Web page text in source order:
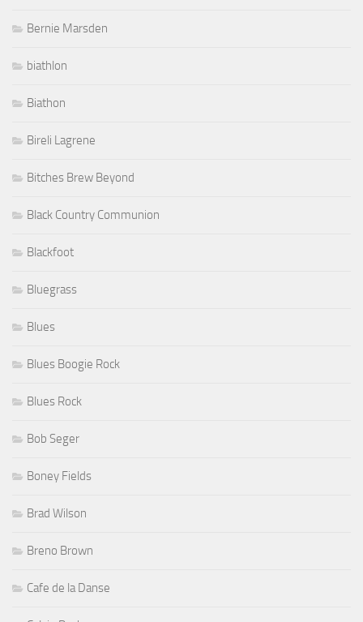
Bernie Marsden
biathlon
Biathon
Bireli Lagrene
Bitches Brew Beyond
Black Country Communion
Blackfoot
Bluegrass
Blues
Blues Boogie Rock
Blues Rock
Bob Seger
Boney Fields
Brad Wilson
Breno Brown
Cafe de la Danse